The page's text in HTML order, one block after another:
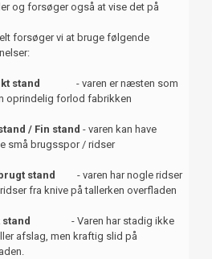
og forsøger også at vise det på
forsøger vi at bruge følgende
stand
- varen er næsten som
oprindelig forlod fabrikken
/ Fin stand - varen kan have
små brugsspor / ridser
stand
- varen har nogle ridser
fra knive på tallerken overfladen
stand
- Varen har stadig ikke
afslag, men kraftig slid på